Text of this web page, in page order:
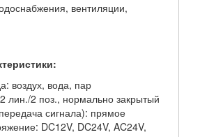
вентиляции,
воздух, вода, пар
лин./2 поз., нормально закрытый
сигнала): прямое
DC12V, DC24V, AC24V,